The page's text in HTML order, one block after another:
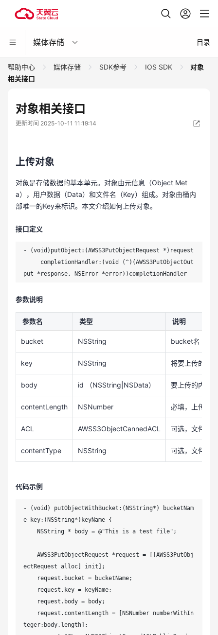
媒体存储 目录
帮助中心 媒体存储 SDK参考 IOS SDK
对象
相关接口
对象相关接口
更新时间 2025-10-11 11:19:14
上传对象
对象是存储数据的基本单元。对象由元信息（Object Met
a），用户数据（Data）和文件名（Key）组成。对象由桶内
部唯一的Key来标识。本文介绍如何上传对象。
接口定义
- (void)putObject:(AWSS3PutObjectRequest *)request
put *response, NSError *error))completionHandler
参数说明
参数名 类型 说明
bucket NSString bucket名
key NSString 将要上传的对
body id （NSString|NSData） 要上传的内容
contentLength NSNumber 必填，上传内
ACL AWSS3ObjectCannedACL 可选，文件控
contentType NSString 可选，文件类
代码示例
- (void) putObjectWithBucket:(NSString*) bucketNam
e key:(NSString*)keyName {
ectRequest alloc] init];
teger:body.length];